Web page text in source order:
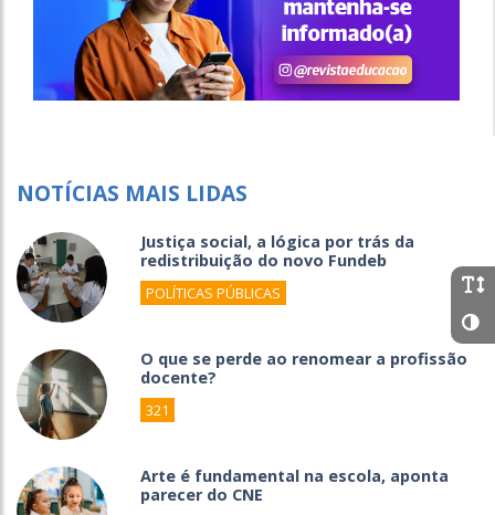
NOTÍCIAS MAIS LIDAS
Justiça social, a lógica por trás da
redistribuição do novo Fundeb
POLÍTICAS PÚBLICAS
O que se perde ao renomear a profissão
docente?
321
Arte é fundamental na escola, aponta
parecer do CNE